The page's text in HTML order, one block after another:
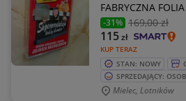
FABRYCZNA
-31% 169,00 zł
KUP TERAZ
115zł
STAN: NOWY
SPRZEDAJĄCY:
Mielec, Lotników